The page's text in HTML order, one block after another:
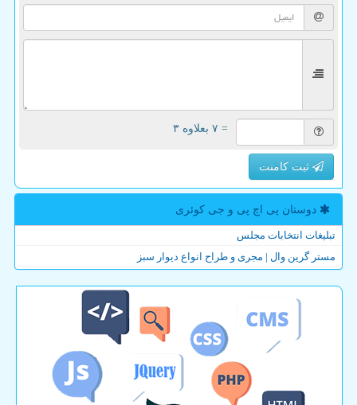
= ۷ بعلاوه ۳
ثبت کامنت
دوستان پی اچ پی و جی كوئری
تبلیغات انتخابات مجلس
مستر گرین وال | مجری و طراح انواع دیوار سبز